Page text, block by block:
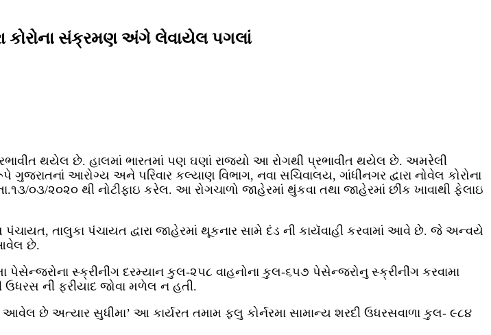
કોરોના સંક્રમણ અંગે લેવાયેલ પગલાં
થયેલ છે. હાલમાં ભારતમાં પણ ઘણાં રાજ્યો આ રોગથી પ્રભાવીત થયેલ છે. અમરેલી
આરોગ્ય અને પરિવાર કલ્યાણ વિભાગ, નવા સચિવાલય, ગાંધીનગર દ્વારા નોવેલ કોરોના
૦૩/૨૦૨૦ થી નોટીફાઇ કરેલ. આ રોગચાળો જાહેરમાં થુંકવા તથા જાહેરમાં છીંક ખાવાથી ફેલાઇ
તાલુકા પંચાયત દ્વારા જાહેરમાં થૂકનાર સામે દંડ ની કાયૅવાહી કરવામાં આવે છે. જે અન્‍વયે
છે.
સ્‍ક્રીનીંગ દરમ્‍યાન કુલ-૨૫૮ વાહનોના કુલ-૬૫૭ પેસેન્‍જરોનુ સ્‍ક્રીનીંગ કરવામા
ની ફરીયાદ જોવા મળેલ ન હતી.
આવેલ છે અત્‍યાર સુધીમા’ આ કાર્યરત તમામ ફલુ કોર્નરમા સામાન્‍ય શરદી ઉધરસવાળા કુલ- ૯૮૪